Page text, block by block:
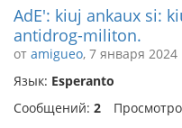
AdE': kiuj ankaux si:
antidrog-militon.
от amigueo, 7 января 2024
Язык: Esperanto
Сообщений: 2